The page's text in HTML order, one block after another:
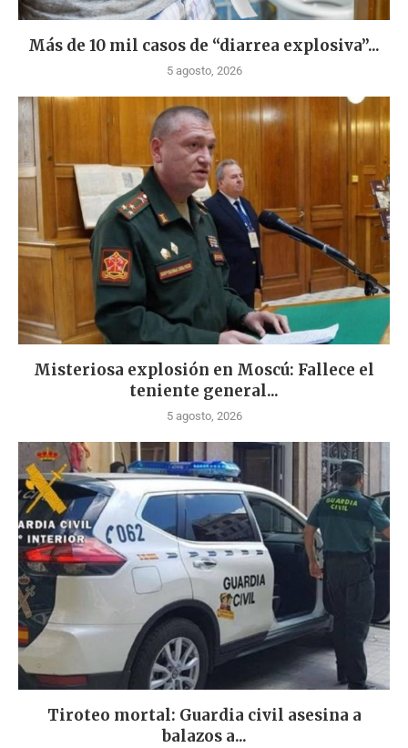
Más de 10 mil casos de “diarrea explosiva”...
5 agosto, 2026
Misteriosa explosión en Moscú: Fallece el
teniente general...
5 agosto, 2026
Tiroteo mortal: Guardia civil asesina a
balazos a...